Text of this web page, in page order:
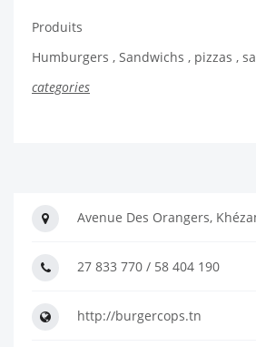
Produits
Humburgers , Sandwichs , pizzas ,
categories
Avenue Des Orangers,
27 833 770 / 58 404 190
http://burgercops.tn